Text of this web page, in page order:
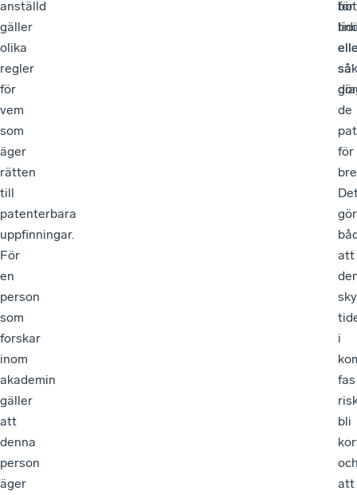
anställd
gäller
olika
regler
för
vem
som
äger
rätten
till
patenterbara
uppfinningar.
För
en
person
som
forskar
inom
akademin
gäller
att
denna
person
äger
för
så
gör
de
för
gör
att
i
fas
bli
att